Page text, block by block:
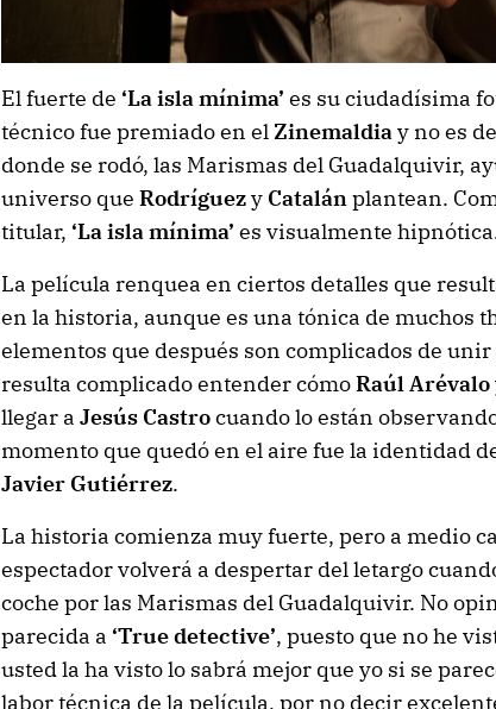
El fuerte de ‘La isla mínima’ es su ciudadísima
técnico fue premiado en el Zinemaldiay no es
donde se rodó, las Marismas del Guadalquivir,
universo que Rodríguezy Catalánplantean.
titular, ‘La isla mínima’ es visualmente
La película renquea en ciertos detalles que
en la historia, aunque es una tónica de muchos
elementos que después son complicados de
resulta complicado entender cómoRaúl Arévalo
llegar a Jesús Castrocuando lo están
momento que quedó en el aire fue la identidad
Javier Gutiérrez.
La historia comienza muy fuerte, pero a medio
espectador volverá a despertar del letargo
coche por las Marismas del Guadalquivir. No
parecida a ‘True detective’, puesto que no he
usted la ha visto lo sabrá mejor que yo si se
labor técnica de la película, por no decir